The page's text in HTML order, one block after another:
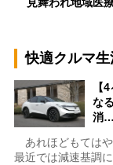
見舞われ地域
快適クルマ
【
な
消…
あれほどもてはや
最近では減速基調